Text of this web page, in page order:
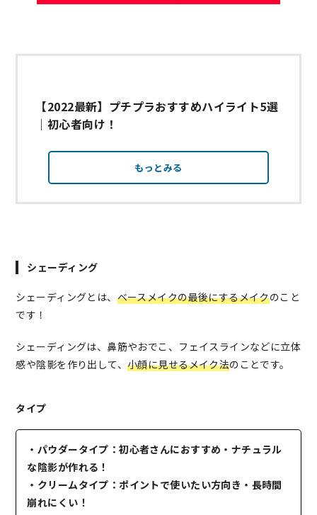
【2022最新】プチプラおすすめハイライト5選
｜初心者向け！
もっとみる
シェーディング
シェーディングとは、 ベースメイクの最後にするメイクのこと
です！
シェーディングは、鼻筋やおでこ、フェイスラインなどに立体
感や陰影を作り出して、小顔に見せるメイク法のことです。
タイプ
・パウダータイプ：初心者さんにおすすめ・ナチュラル
な陰影が作れる！
・クリームタイプ：ポイントで使いたい方向き・長時間
崩れにくい！